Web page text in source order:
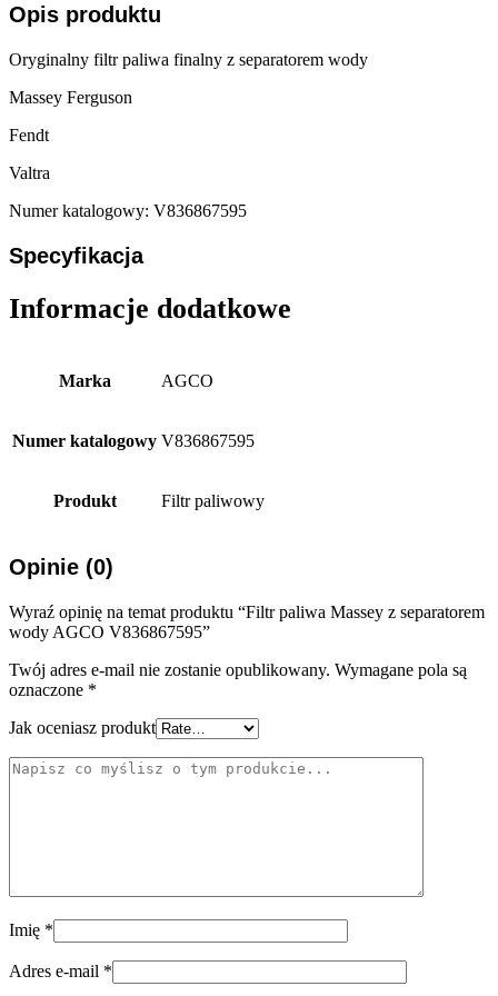
Opis produktu
Oryginalny filtr paliwa finalny z separatorem wody
Massey Ferguson
Fendt
Valtra
Numer katalogowy: V836867595
Specyfikacja
Informacje dodatkowe
Marka AGCO
Numer katalogowy V836867595
Produkt Filtr paliwowy
Opinie (0)
Wyraź opinię na temat produktu “Filtr paliwa Massey z separatorem
wody AGCO V836867595”
Twój adres e-mail nie zostanie opublikowany. Wymagane pola są
oznaczone *
Jak oceniasz produkt
Imię *
Adres e-mail *